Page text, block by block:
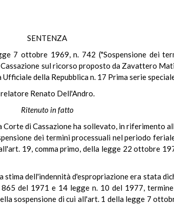
SENTENZA
7 ottobre 1969, n. 742 ("Sospensione dei
sul ricorso proposto da Zavattero
della Repubblica n. 17 Prima serie
Renato Dell'Andro.
Ritenuto in fatto
Corte di Cassazione ha sollevato, in riferimento
dei termini processuali nel periodo
19, comma primo, della legge 22 ottobre
stima dell'indennità d'espropriazione era stata
del 1971 e 14 legge n. 10 del 1977,
sospensione di cui all'art. 1 della legge 7